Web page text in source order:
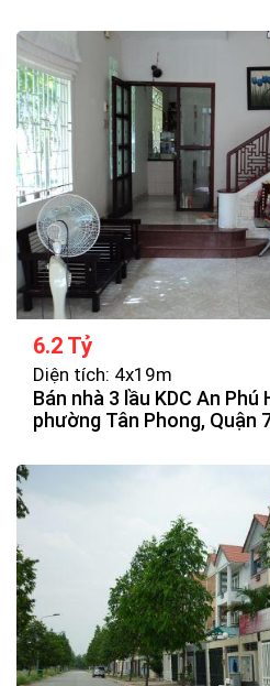
6.2 Tỷ
Diện tích: 4x19m
Bán nhà 3 lầu KDC An
phường Tân Phong, Quận